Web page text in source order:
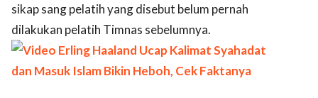
sikap sang pelatih yang disebut belum pernah
dilakukan pelatih Timnas sebelumnya.